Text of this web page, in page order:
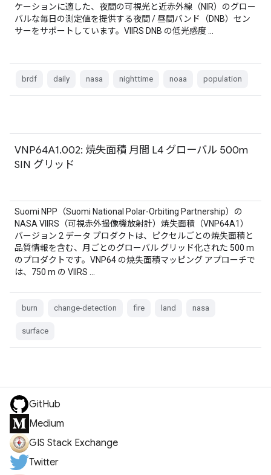
ケーションに適した、夜間の可視光と近赤外線（NIR）のグロー
バルな毎日の測定値を提供する夜間 / 昼間バンド（DNB）セン
サーをサポートしています。VIIRS DNB の低光感度 …
brdf daily nasa nighttime noaa population
VNP64A1.002: 焼失面積 月間 L4 グローバル 500m
SIN グリッド
Suomi NPP（Suomi National Polar-Orbiting Partnership）の
NASA VIIRS（可視赤外撮像機放射計）焼失面積（VNP64A1）
バージョン 2 データ プロダクトは、ピクセルごとの焼失面積と
品質情報を含む、月ごとのグローバル グリッド化された 500 m
のプロダクトです。VNP64 の焼失面積マッピング アプローチで
は、750 m の VIIRS …
burn change-detection fire land nasa
surface
GitHub
Medium
GIS Stack Exchange
Twitter